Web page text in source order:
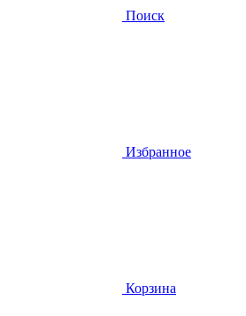
Поиск
Избранное
Корзина